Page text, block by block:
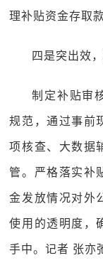
理补贴资金存取
四是突出效
制定补贴审
规范，通过事前
项核查、大数据
管。严格落实补
金发放情况对外
使用的透明度，
手中。记者 张亦